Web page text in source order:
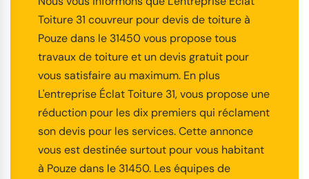
Toiture 31 couvreur pour devis de toiture à
Pouze dans le 31450 vous propose tous
travaux de toiture et un devis gratuit pour
vous satisfaire au maximum. En plus
L'entreprise Éclat Toiture 31, vous propose une
réduction pour les dix premiers qui réclament
son devis pour les services. Cette annonce
vous est destinée surtout pour vous habitant
à Pouze dans le 31450. Les équipes de